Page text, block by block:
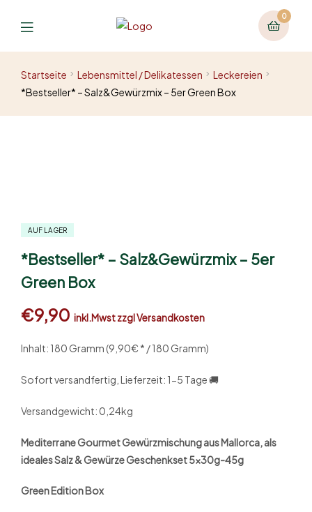
0
Startseite Lebensmittel / Delikatessen
Leckereien
*Bestseller* – Salz&Gewürzmix – 5er Green Box
AUF LAGER
*Bestseller* – Salz&Gewürzmix – 5er
Green Box
€9,90 inkl.Mwst zzgl Versandkosten
Inhalt: 180 Gramm (9,90€ * / 180 Gramm)
Sofort versandfertig, Lieferzeit: 1-5 Tage 🚚
Versandgewicht: 0,24kg
Mediterrane Gourmet Gewürzmischung aus Mallorca, als
ideales Salz & Gewürze Geschenkset 5x30g-45g
Green Edition Box